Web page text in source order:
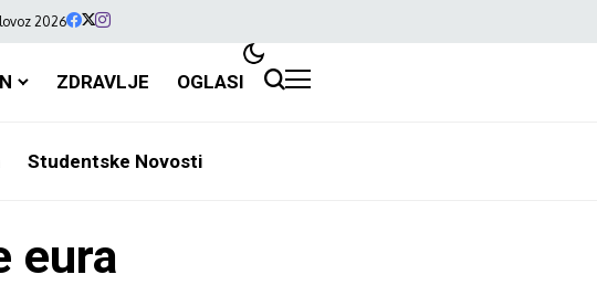
2026
ZDRAVLJE OGLASI
Studentske Novosti
eura